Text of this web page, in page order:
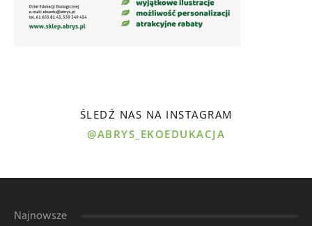
ŚLEDŹ NAS NA INSTAGRAM
@ABRYS_EKOEDUKACJA
Najnowsze